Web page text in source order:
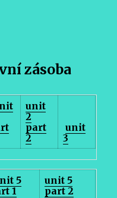
zásoba
unit
2
part
2
unit
3
5
1
unit 5
part 2